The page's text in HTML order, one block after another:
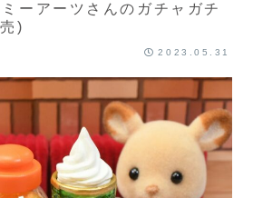
ーアーツさんのガチャガチ
)
2023.05.31